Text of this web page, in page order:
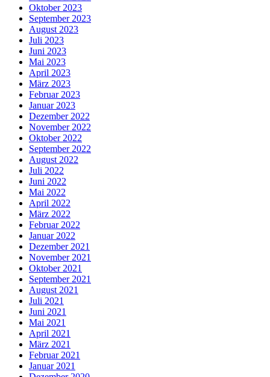
Oktober 2023
September 2023
August 2023
Juli 2023
Juni 2023
Mai 2023
April 2023
März 2023
Februar 2023
Januar 2023
Dezember 2022
November 2022
Oktober 2022
September 2022
August 2022
Juli 2022
Juni 2022
Mai 2022
April 2022
März 2022
Februar 2022
Januar 2022
Dezember 2021
November 2021
Oktober 2021
September 2021
August 2021
Juli 2021
Juni 2021
Mai 2021
April 2021
März 2021
Februar 2021
Januar 2021